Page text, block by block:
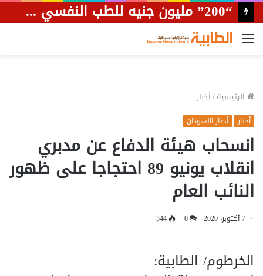
القائمة
الرئيسية/أخبار
أخبار أخبار االسودان
انسحاب هيئة الدفاع عن مدبري
انقلاب يونيو 89 احتجاجا على ظهور
النائب العام
7 أكتوبر، 2020 0
344
الخرطوم/ الطابية: